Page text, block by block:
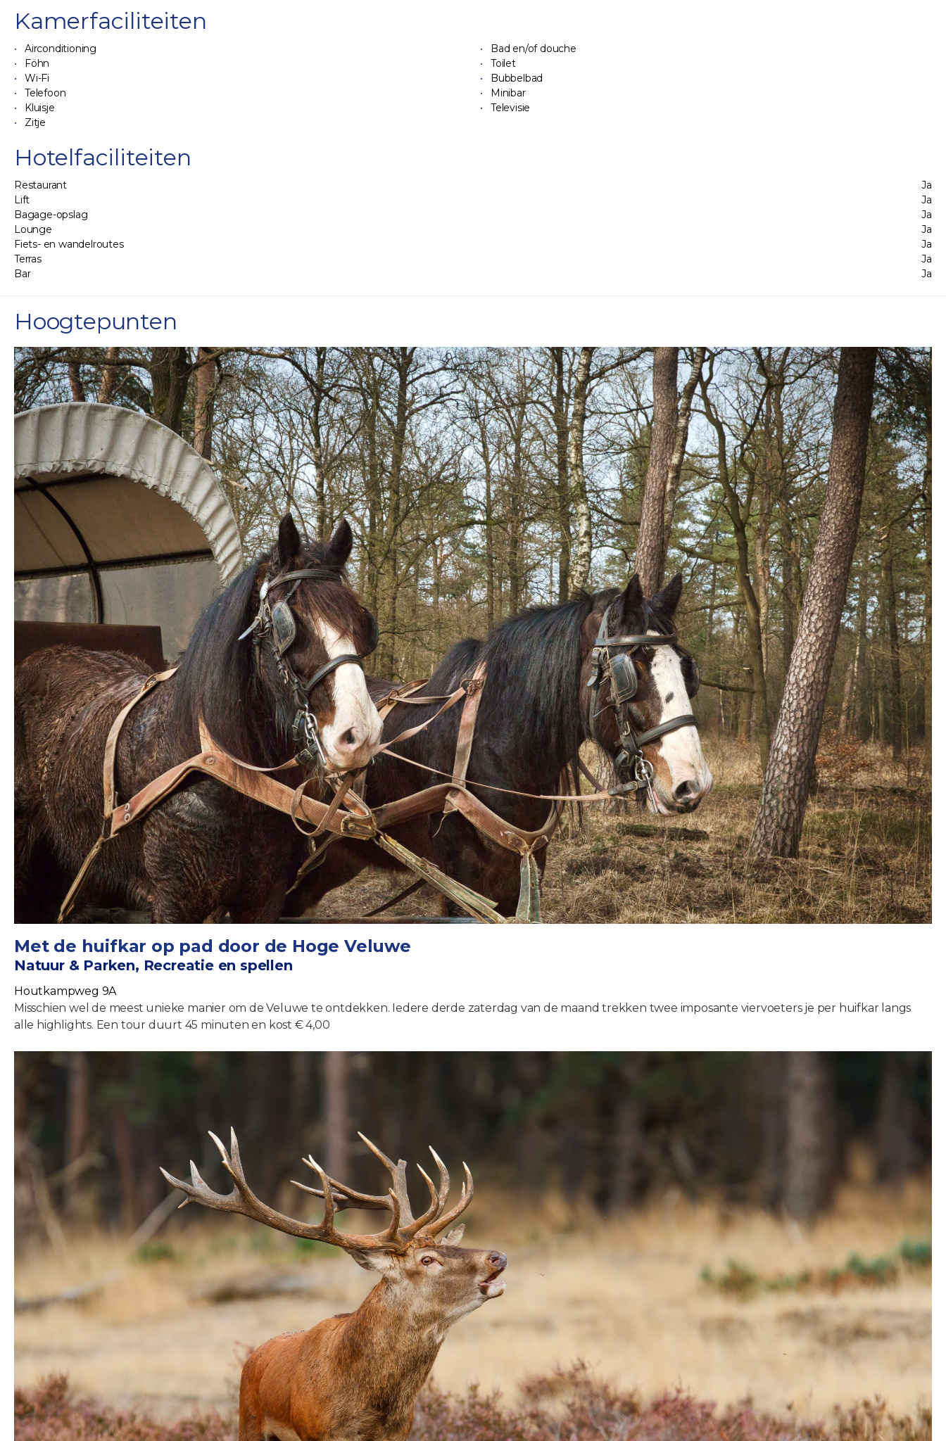
Kamerfaciliteiten
Airconditioning
Bad en/of douche
Föhn
Toilet
Wi-Fi
Bubbelbad
Telefoon
Minibar
Kluisje
Televisie
Zitje
Hotelfaciliteiten
Restaurant
Ja
Lift
Ja
Bagage-opslag
Ja
Lounge
Ja
Fiets- en wandelroutes
Ja
Terras
Ja
Bar
Ja
Hoogtepunten
Met de huifkar op pad door de Hoge Veluwe
Natuur & Parken, Recreatie en spellen
Houtkampweg 9A
Misschien wel de meest unieke manier om de Veluwe te ontdekken. Iedere derde zaterdag van de maand trekken twee imposante viervoeters je per huifkar langs
alle highlights. Een tour duurt 45 minuten en kost € 4,00